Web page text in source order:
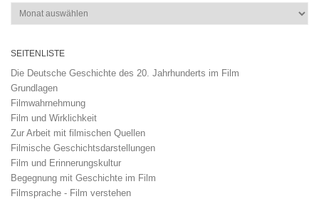
Archiv
SEITENLISTE
Die Deutsche Geschichte des 20. Jahrhunderts im Film
Grundlagen
Filmwahrnehmung
Film und Wirklichkeit
Zur Arbeit mit filmischen Quellen
Filmische Geschichtsdarstellungen
Film und Erinnerungskultur
Begegnung mit Geschichte im Film
Filmsprache - Film verstehen